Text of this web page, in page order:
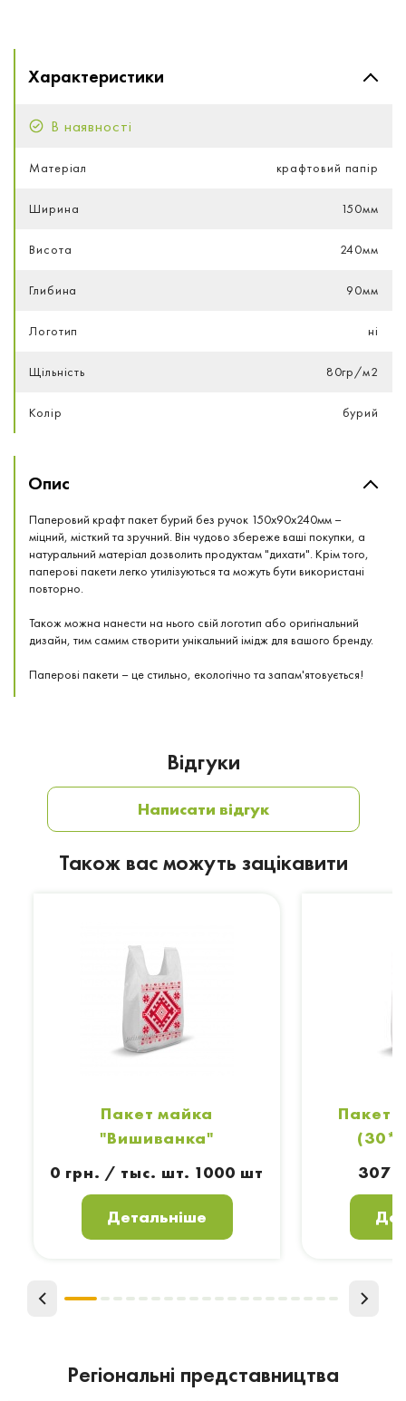
Характеристики
В наявності
Матеріал крафтовий папір
Ширина 150мм
Висота 240мм
Глибина 90мм
Логотип ні
Щільність 80гр/м2
Колір бурий
Опис
Паперовий крафт пакет бурий без ручок 150x90x240мм –
міцний, місткий та зручний. Він чудово збереже ваші покупки, а
натуральний матеріал дозволить продуктам "дихати". Крім того,
паперові пакети легко утилізуються та можуть бути використані
повторно.
Також можна нанести на нього свій логотип або оригінальний
дизайн, тим самим створити унікальний імідж для вашого бренду.
Паперові пакети – це стильно, екологічно та запам'ятовується!
Відгуки
Написати відгук
Також вас можуть зацікавити
Пакет майка
"Вишиванка"
0 грн. / тыс. шт. 1000 шт
Детальніше
Пакет
307
Регіональні представництва